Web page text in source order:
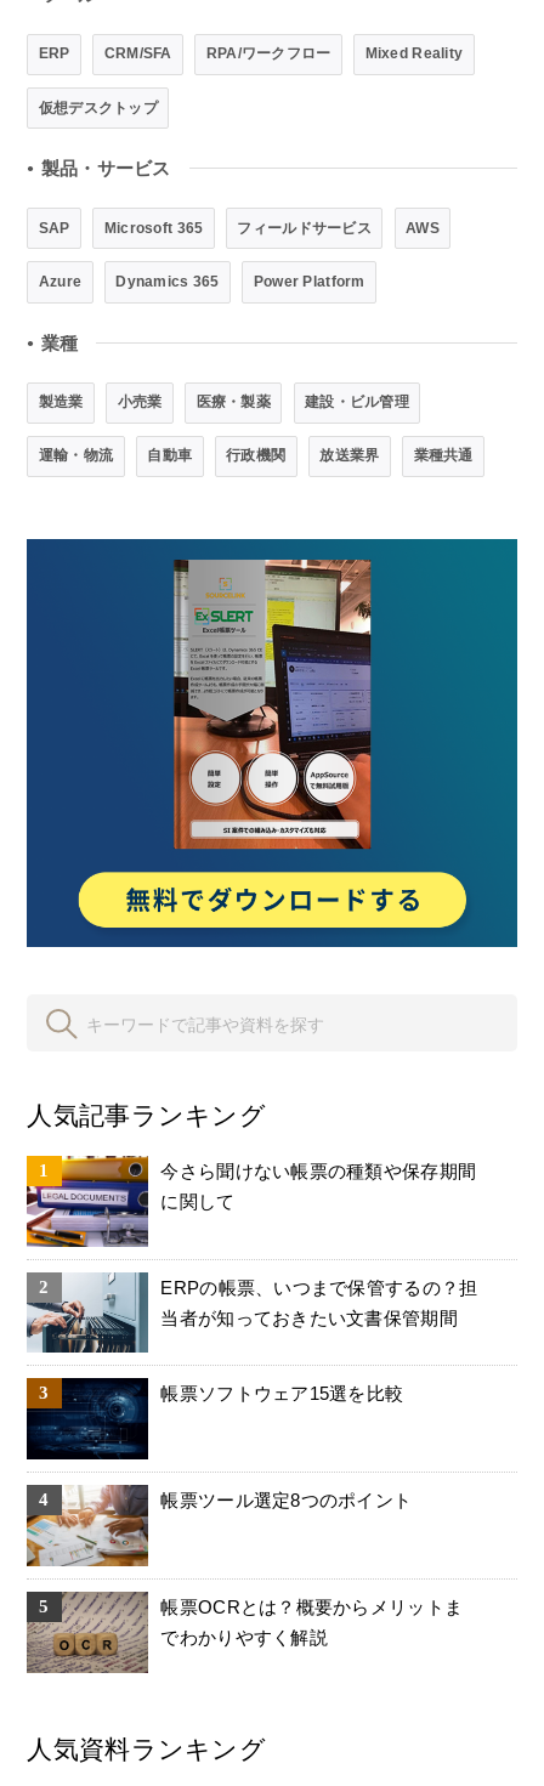
ERP CRM/SFA RPA/ワークフロー Mixed Reality
仮想デスクトップ
● 製品・サービス
SAP Microsoft 365 フィールドサービス AWS
Azure Dynamics 365 Power Platform
● 業種
製造業 小売業 医療・製薬 建設・ビル管理
運輸・物流 自動車 行政機関 放送業界 業種共通
人気記事ランキング
今さら聞けない帳票の種類や保存期間
に関して
ERPの帳票、いつまで保管するの？担
当者が知っておきたい文書保管期間
帳票ソフトウェア15選を比較
帳票ツール選定8つのポイント
帳票OCRとは？概要からメリットま
でわかりやすく解説
人気資料ランキング